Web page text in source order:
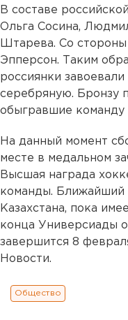
В составе
Ольга Сосина,
Штарева. Со стороны
Эпперсон. Таким
россиянки
серебряную. Бронзу
обыгравшие команду
На данный момент
месте в медальном
Высшая награда
команды. Ближайший
Казахстана, пока
конца Универсиады
завершится 8
Новости.
Общество